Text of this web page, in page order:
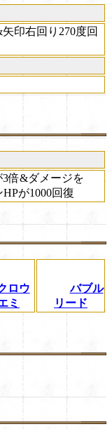
印右回り270度回
倍&ダメージを
が1000回復
ロウ
ミ
バブル
リード